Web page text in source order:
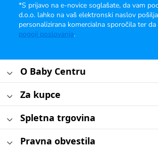
*S prijavo na e-novice soglašate, da vam
d.o.o. lahko na vaš elektronski naslov
personalizirana komercialna sporočila ter
pogoji poslovanja.
O Baby Centru
Za kupce
Spletna trgovina
Pravna obvestila